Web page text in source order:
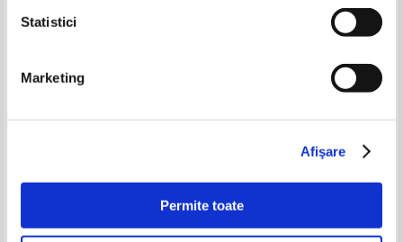
Statistici
Marketing
Afişare
Permite toate
(volumul 2)